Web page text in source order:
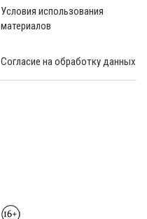
Условия использования
материалов
Согласие на обработку данных